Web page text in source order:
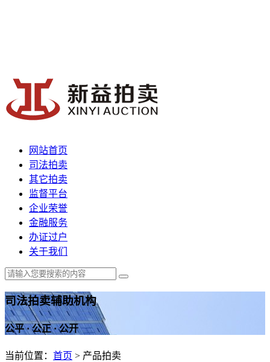
网站首页
司法拍卖
其它拍卖
监督平台
企业荣誉
金融服务
办证过户
关于我们
司法拍卖辅助机构
公平 · 公正 · 公开
当前位置： 首页 > 产品拍卖